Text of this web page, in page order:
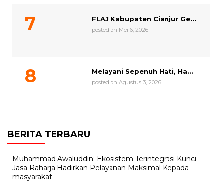
FLAJ Kabupaten Cianjur Ge...
posted on Mei 6, 2026
Melayani Sepenuh Hati, Ha...
posted on Agustus 3, 2026
BERITA TERBARU
Muhammad Awaluddin: Ekosistem Terintegrasi Kunci
Jasa Raharja Hadirkan Pelayanan Maksimal Kepada
masyarakat